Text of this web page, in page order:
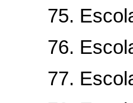
75. Escola
76. Escola
77. Escola